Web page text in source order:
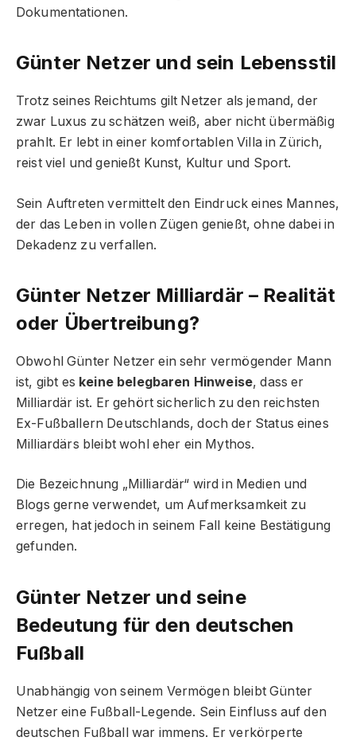
Dokumentationen.
Günter Netzer und sein Lebensstil
Trotz seines Reichtums gilt Netzer als jemand, der
zwar Luxus zu schätzen weiß, aber nicht übermäßig
prahlt. Er lebt in einer komfortablen Villa in Zürich,
reist viel und genießt Kunst, Kultur und Sport.
Sein Auftreten vermittelt den Eindruck eines Mannes,
der das Leben in vollen Zügen genießt, ohne dabei in
Dekadenz zu verfallen.
Günter Netzer Milliardär – Realität
oder Übertreibung?
Obwohl Günter Netzer ein sehr vermögender Mann
ist, gibt es keine belegbaren Hinweise, dass er
Milliardär ist. Er gehört sicherlich zu den reichsten
Ex-Fußballern Deutschlands, doch der Status eines
Milliardärs bleibt wohl eher ein Mythos.
Die Bezeichnung „Milliardär“ wird in Medien und
Blogs gerne verwendet, um Aufmerksamkeit zu
erregen, hat jedoch in seinem Fall keine Bestätigung
gefunden.
Günter Netzer und seine
Bedeutung für den deutschen
Fußball
Unabhängig von seinem Vermögen bleibt Günter
Netzer eine Fußball-Legende. Sein Einfluss auf den
deutschen Fußball war immens. Er verkörperte